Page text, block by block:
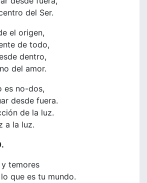
del Ser.
el origen,
de todo,
dentro,
del amor.
es no-dos,
desde fuera.
de la luz.
a la luz.
y temores
que es tu mundo.